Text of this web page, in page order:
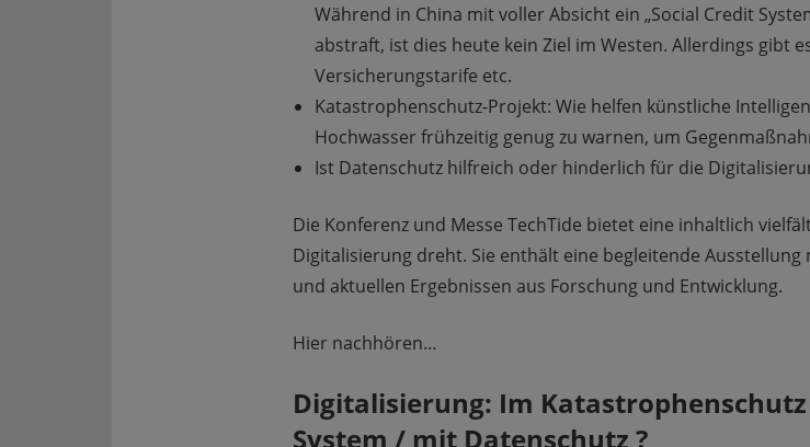
Während in China mit voller Absicht ein „Social Credit
abstraft, ist dies heute kein Ziel im Westen. Allerdings gibt
Versicherungstarife etc.
Katastrophenschutz-Projekt: Wie helfen künstliche
Hochwasser frühzeitig genug zu warnen, um
Ist Datenschutz hilfreich oder hinderlich für die
Die Konferenz und Messe TechTide bietet eine inhaltlich
Digitalisierung dreht. Sie enthält eine begleitende
und aktuellen Ergebnissen aus Forschung und Entwicklung.
Hier nachhören…
Digitalisierung: Im
System / mit Datenschutz ?